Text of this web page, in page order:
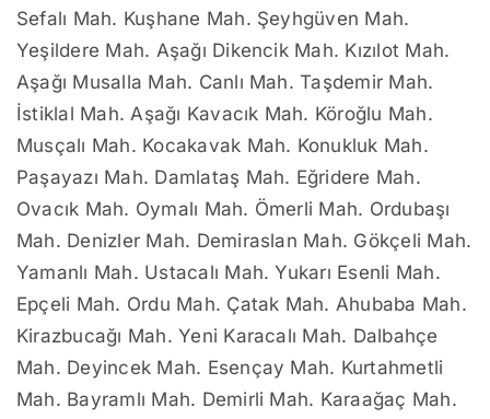
Sefalı Mah. Kuşhane Mah. Şeyhgüven Mah.
Yeşildere Mah. Aşağı Dikencik Mah. Kızılot Mah.
Aşağı Musalla Mah. Canlı Mah. Taşdemir Mah.
İstiklal Mah. Aşağı Kavacık Mah. Köroğlu Mah.
Musçalı Mah. Kocakavak Mah. Konukluk Mah.
Paşayazı Mah. Damlataş Mah. Eğridere Mah.
Ovacık Mah. Oymalı Mah. Ömerli Mah. Ordubaşı
Mah. Denizler Mah. Demiraslan Mah. Gökçeli Mah.
Yamanlı Mah. Ustacalı Mah. Yukarı Esenli Mah.
Epçeli Mah. Ordu Mah. Çatak Mah. Ahubaba Mah.
Kirazbucağı Mah. Yeni Karacalı Mah. Dalbahçe
Mah. Deyincek Mah. Esençay Mah. Kurtahmetli
Mah. Bayramlı Mah. Demirli Mah. Karaağaç Mah.